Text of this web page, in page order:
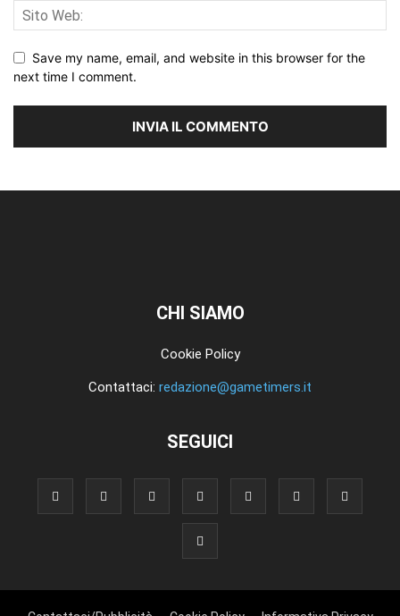
Save my name, email, and website in this browser for the
next time I comment.
CHI SIAMO
Cookie Policy
Contattaci: redazione@gametimers.it
SEGUICI